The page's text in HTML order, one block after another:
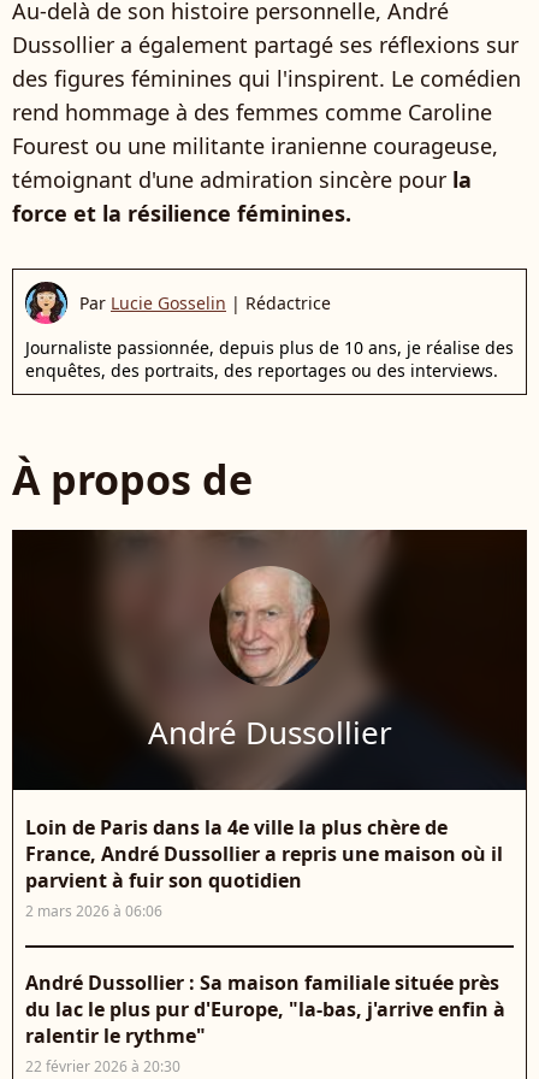
Au-delà de son histoire personnelle, André
Dussollier a également partagé ses réflexions sur
des figures féminines qui l'inspirent. Le comédien
rend hommage à des femmes comme Caroline
Fourest ou une militante iranienne courageuse,
témoignant d'une admiration sincère pour la
force et la résilience féminines.
Par Lucie Gosselin | Rédactrice
Journaliste passionnée, depuis plus de 10 ans, je réalise des
enquêtes, des portraits, des reportages ou des interviews.
À propos de
André Dussollier
Loin de Paris dans la 4e ville la plus chère de
France, André Dussollier a repris une maison où il
parvient à fuir son quotidien
2 mars 2026 à 06:06
André Dussollier : Sa maison familiale située près
du lac le plus pur d'Europe, "la-bas, j'arrive enfin à
ralentir le rythme"
22 février 2026 à 20:30